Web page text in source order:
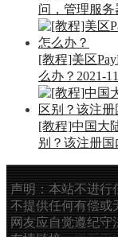
问，管理服务
[教程]美区
么办？ 2021-
[教程]中国大
别？该注册国
声明：本站不进行
不提供任何有偿或
网友应自觉遵纪守